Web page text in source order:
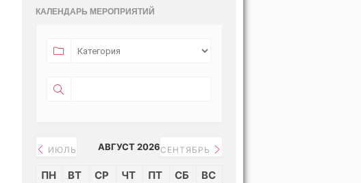
КАЛЕНДАРЬ МЕРОПРИЯТИЙ
ИЮЛЬ АВГУСТ 2026СЕНТЯБРЬ
ПН ВТ СР ЧТ ПТ СБ ВС